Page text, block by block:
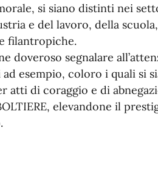
si siano distinti nei
e del lavoro, della
filantropiche.
doveroso segnalare
esempio, coloro i quali si
atti di coraggio e di
elevandone il